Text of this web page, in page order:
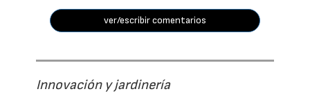
ver/escribir comentarios
Innovación y jardinería